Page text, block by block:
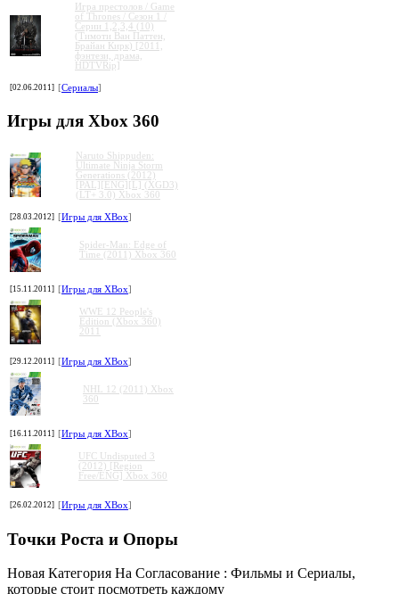
Игра престолов / Game
of Thrones / Сезон 1 /
Серии 1,2,3,4 (10)
(Тимоти Ван Паттен,
Брайан Кирк) [2011,
фэнтези, драма,
HDTVRip]
[02.06.2011] [Сериалы]
Игры для Xbox 360
Naruto Shippuden:
Ultimate Ninja Storm
Generations (2012)
[PAL][ENG][L] (XGD3)
(LT+ 3.0) Xbox 360
[28.03.2012] [Игры для XBox]
Spider-Man: Edge of
Time (2011) Xbox 360
[15.11.2011] [Игры для XBox]
WWE 12 People's
Edition (Xbox 360)
2011
[29.12.2011] [Игры для XBox]
NHL 12 (2011) Xbox
360
[16.11.2011] [Игры для XBox]
UFC Undisputed 3
(2012) [Region
Free/ENG] Xbox 360
[26.02.2012] [Игры для XBox]
Точки Роста и Опоры
Новая Категория На Согласование : Фильмы и Сериалы,
которые стоит посмотреть каждому